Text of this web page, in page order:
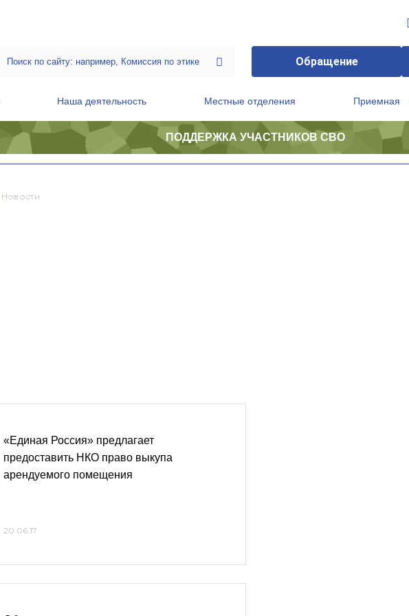
Обращение
Наша деятельность Местные отделения Приемная
ПОДДЕРЖКА УЧАСТНИКОВ СВО
Новости
«Единая Россия» предлагает
предоставить НКО право выкупа
арендуемого помещения
20.06.17